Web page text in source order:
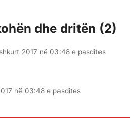
dhe dritën (2)
2017 në 03:48 e pasdites
në 03:48 e pasdites